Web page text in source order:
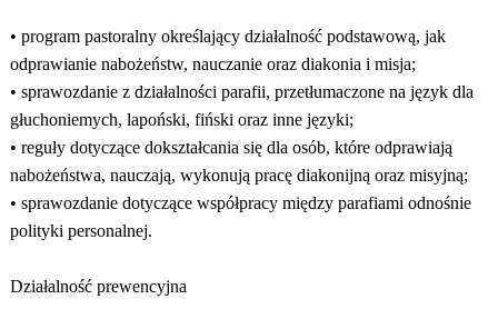
• program pastoralny określający działalność podstawową, jak
odprawianie nabożeństw, nauczanie oraz diakonia i misja;
• sprawozdanie z działalności parafii, przetłumaczone na język dla
głuchoniemych, lapoński, fiński oraz inne języki;
• reguły dotyczące dokształcania się dla osób, które odprawiają
nabożeństwa, nauczają, wykonują pracę diakonijną oraz misyjną;
• sprawozdanie dotyczące współpracy między parafiami odnośnie
polityki personalnej.
Działalność prewencyjna